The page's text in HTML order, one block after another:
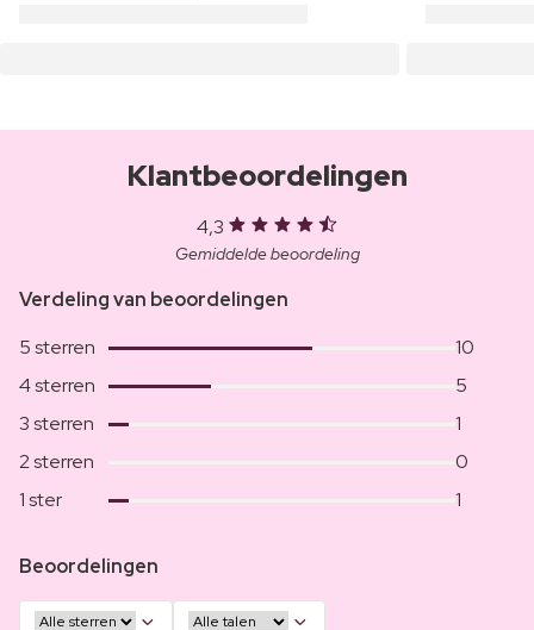
Klantbeoordelingen
4,3
Gemiddelde beoordeling
Verdeling van beoordelingen
5 sterren
10
4 sterren
5
3 sterren
1
2 sterren
0
1 ster
1
Beoordelingen